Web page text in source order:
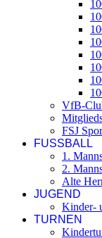
VfB-
FSJ
FUSSBALL
1.
2.
Alte
JUGEND
Kinder-
TURNEN